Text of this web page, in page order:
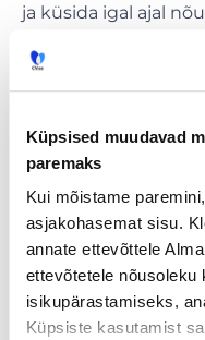
Küpsised muudavad
paremaks
Kui mõistame
asjakohasemat sisu.
annate ettevõttele
ettevõtetele nõusoleku
isikupärastamiseks,
Küpsiste kasutamist
ja küsida igal ajal
ees valla ning otsin
ja mis eelkõige
Tööpakkumised
€
Palk alates
2500€